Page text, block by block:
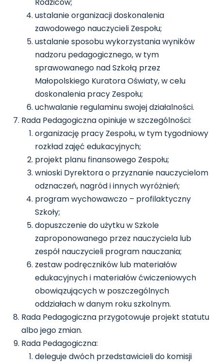
ustalanie organizacji doskonalenia
zawodowego nauczycieli Zespołu;
ustalanie sposobu wykorzystania wyników
nadzoru pedagogicznego, w tym
sprawowanego nad Szkołą przez
Małopolskiego Kuratora Oświaty, w celu
doskonalenia pracy Zespołu;
uchwalanie regulaminu swojej działalności.
Rada Pedagogiczna opiniuje w szczególności:
organizację pracy Zespołu, w tym tygodniowy
rozkład zajęć edukacyjnych;
projekt planu finansowego Zespołu;
wnioski Dyrektora o przyznanie nauczycielom
odznaczeń, nagród i innych wyróżnień;
program wychowawczo – profilaktyczny
Szkoły;
dopuszczenie do użytku w Szkole
zaproponowanego przez nauczyciela lub
zespół nauczycieli program nauczania;
zestaw podręczników lub materiałów
edukacyjnych i materiałów ćwiczeniowych
obowiązujących w poszczególnych
oddziałach w danym roku szkolnym.
Rada Pedagogiczna przygotowuje projekt statutu
albo jego zmian.
Rada Pedagogiczna:
deleguje dwóch przedstawicieli do komisji